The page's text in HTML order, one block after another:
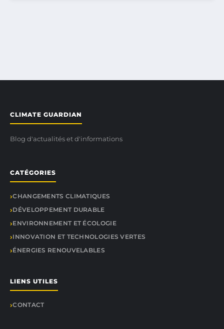
CLIMATE GUARDIAN
Blog d'actualités et d'informations
CATÉGORIES
CHANGEMENTS CLIMATIQUES
DÉVELOPPEMENT DURABLE
ENVIRONNEMENT ET ÉCOLOGIE
INNOVATION ET TECHNOLOGIES VERTES
ÉNERGIES RENOUVELABLES
LIENS UTILES
CONTACT